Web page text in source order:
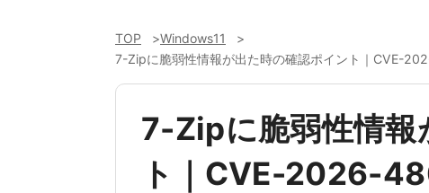
TOP
Windows11
7-Zipに脆弱性情報が出た時の確認ポイント｜CVE-
7-Zipに脆弱性情報
ト｜CVE-2026-